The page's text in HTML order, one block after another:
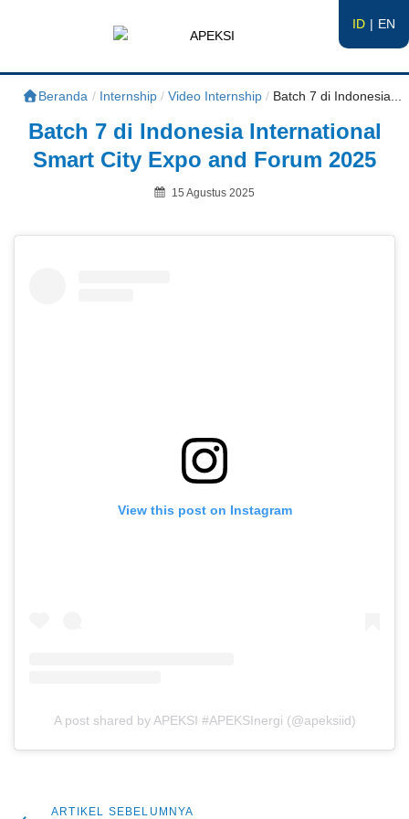
ID EN
APEKSI
#APEKSInergi
Beranda / Internship / Video Internship / Batch 7 di Indonesia...
Batch 7 di Indonesia International
Smart City Expo and Forum 2025
Posted
15 Agustus 2025
View this post on Instagram
A post shared by APEKSI #APEKSInergi (@apeksiid)
Artikel
ARTIKEL SEBELUMNYA